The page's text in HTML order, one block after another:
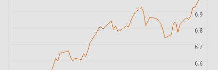
6.6
6.7
6.8
6.9